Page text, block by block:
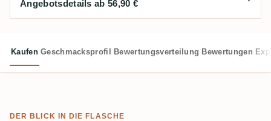
Angebotsdetails ab 56,90 €
Kaufen Geschmacksprofil Bewertungsverteilung Bewertungen
DER BLICK IN DIE FLASCHE